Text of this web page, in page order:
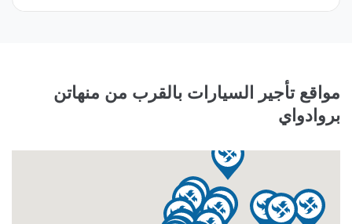
مواقع تأجير السيارات بالقرب من منهاتن
بروادواي